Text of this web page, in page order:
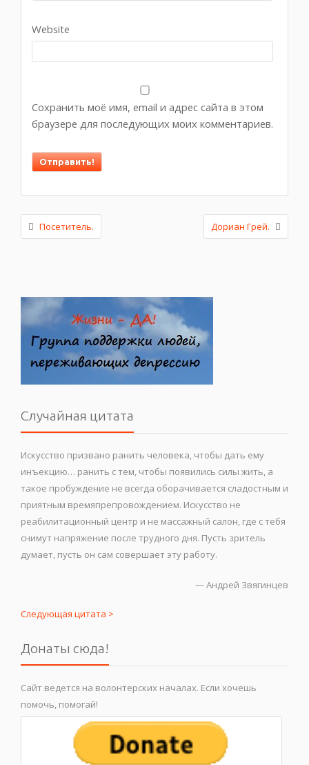
Website
Сохранить моё имя, email и адрес сайта в этом
браузере для последующих моих комментариев.
Посетитель. Дориан Грей.
Случайная цитата
Искусство призвано ранить человека, чтобы дать ему
инъекцию… ранить с тем, чтобы появились силы жить, а
такое пробуждение не всегда оборачивается сладостным и
приятным времяпрепровождением. Искусство не
реабилитационный центр и не массажный салон, где с тебя
снимут напряжение после трудного дня. Пусть зритель
думает, пусть он сам совершает эту работу.
—Андрей Звягинцев
Следующая цитата >
Донаты сюда!
Сайт ведется на волонтерских началах. Если хочешь
помочь, помогай!